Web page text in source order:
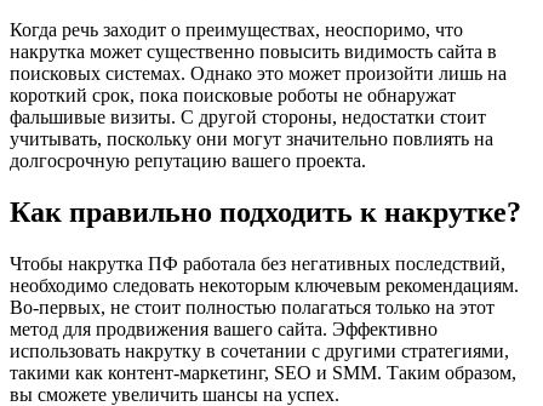
Когда речь заходит о преимуществах, неоспоримо, что
накрутка может существенно повысить видимость сайта в
поисковых системах. Однако это может произойти лишь на
короткий срок, пока поисковые роботы не обнаружат
фальшивые визиты. С другой стороны, недостатки стоит
учитывать, поскольку они могут значительно повлиять на
долгосрочную репутацию вашего проекта.
Как правильно подходить к накрутке?
Чтобы накрутка ПФ работала без негативных последствий,
необходимо следовать некоторым ключевым рекомендациям.
Во-первых, не стоит полностью полагаться только на этот
метод для продвижения вашего сайта. Эффективно
использовать накрутку в сочетании с другими стратегиями,
такими как контент-маркетинг, SEO и SMM. Таким образом,
вы сможете увеличить шансы на успех.